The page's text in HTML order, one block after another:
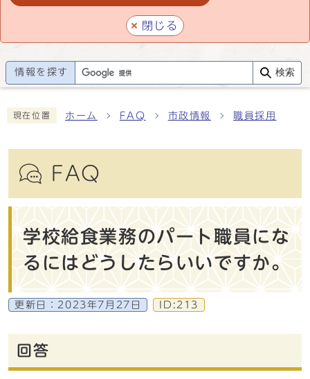
閉じる
情報を探す 検索
現在位置 ホーム FAQ 市政情報 職員採用
FAQ
学校給食業務のパート職員にな
るにはどうしたらいいですか。
更新日： 2023年7月27日 ID:213
回答